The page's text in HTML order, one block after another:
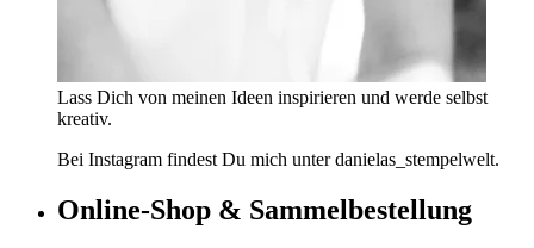
Lass Dich von meinen Ideen inspirieren und werde selbst
kreativ.
Bei Instagram findest Du mich unter danielas_stempelwelt.
Online-Shop & Sammelbestellung